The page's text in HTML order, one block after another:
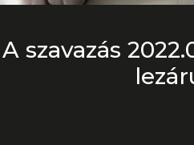
A szavazás